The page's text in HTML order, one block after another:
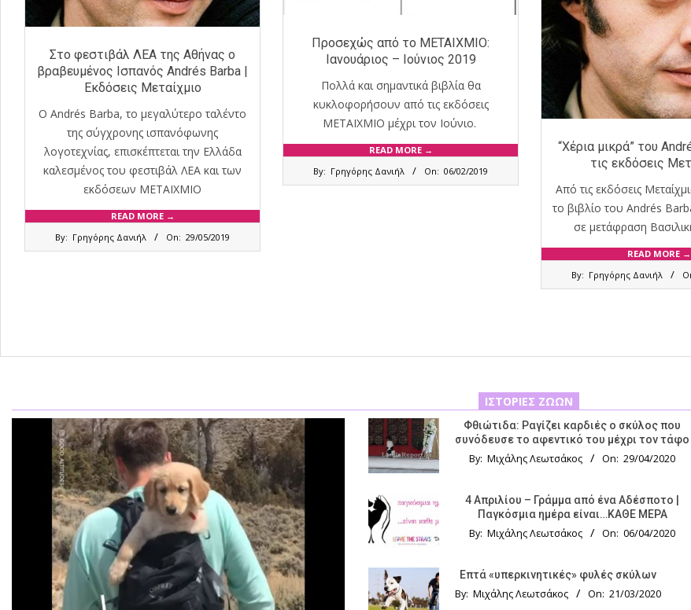
Στο φεστιβάλ ΛΕΑ της Αθήνας ο
βραβευμένος Ισπανός Andrés Barba |
Εκδόσεις Μεταίχμιο
Ο Andrés Barba, το μεγαλύτερο ταλέντο
της σύγχρονης ισπανόφωνης
λογοτεχνίας, επισκέπτεται την Ελλάδα
καλεσμένος του φεστιβάλ ΛΕΑ και των
εκδόσεων ΜΕΤΑΙΧΜΙΟ
READ MORE →
By: Γρηγόρης Δανιήλ On: 29/05/2019
Προσεχώς από το ΜΕΤΑΙΧΜΙΟ:
Ιανουάριος – Ιούνιος 2019
Πολλά και σημαντικά βιβλία θα
κυκλοφορήσουν από τις εκδόσεις
ΜΕΤΑΙΧΜΙΟ μέχρι τον Ιούνιο.
READ MORE →
By: Γρηγόρης Δανιήλ On: 06/02/2019
“Χέρια μικρά” του
τις εκδόσεις
Από τις εκδόσεις
το βιβλίο του Andrés
σε μετάφραση
READ MORE →
By: Γρηγόρης Δανιήλ
ΙΣΤΟΡΊΕΣ ΖΏΩΝ
Φθιώτιδα: Ραγίζει καρδιές ο σκύλος που
συνόδευσε το αφεντικό του μέχρι τον τάφο
By: Μιχάλης Λεωτσάκος On: 29/04/2020
4 Απριλίου – Γράμμα από ένα Αδέσποτο |
Παγκόσμια ημέρα είναι…ΚΑΘΕ ΜΕΡΑ
By: Μιχάλης Λεωτσάκος On: 06/04/2020
Επτά «υπερκινητικές» φυλές σκύλων
By: Μιχάλης Λεωτσάκος On: 21/03/2020